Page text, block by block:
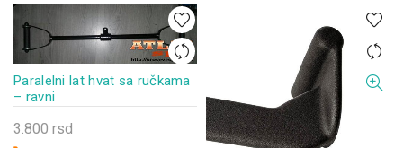
Paralelni lat hvat sa ručkama
– ravni
3.800 rsd